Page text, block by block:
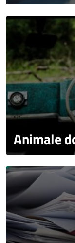
Animale